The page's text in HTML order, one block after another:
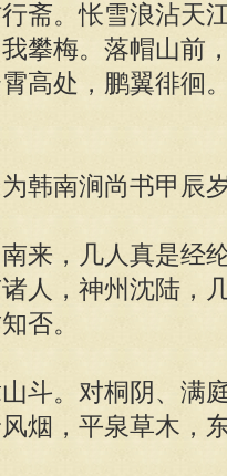
斋。怅雪浪沾天
攀梅。落帽山前
高处，鹏翼徘徊
韩南涧尚书甲辰
来，几人真是经
诸人，神州沈陆，
否。
斗。对桐阴、满
烟，平泉草木，